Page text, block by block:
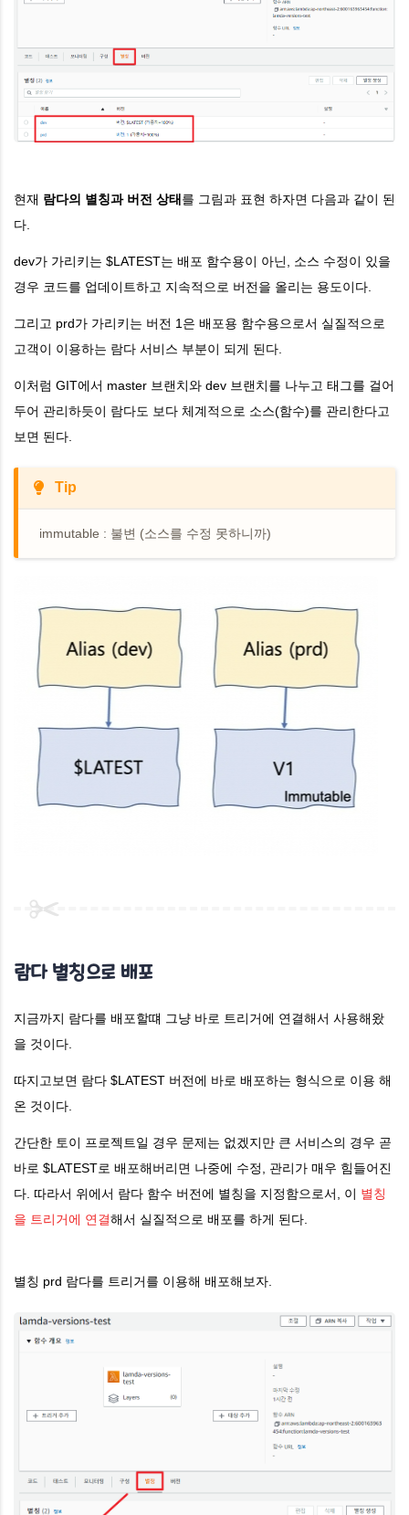
현재 람다의 별칭과 버전 상태 를 그림과 표현 하자면 다음과 같이 된
다.
dev가 가리키는 $LATEST는 배포 함수용이 아닌, 소스 수정이 있을
경우 코드를 업데이트하고 지속적으로 버전을 올리는 용도이다.
그리고 prd가 가리키는 버전 1은 배포용 함수용으로서 실질적으로
고객이 이용하는 람다 서비스 부분이 되게 된다.
이처럼 GIT에서 master 브랜치와 dev 브랜치를 나누고 태그를 걸어
두어 관리하듯이 람다도 보다 체계적으로 소스(함수)를 관리한다고
보면 된다.
Tip
immutable : 불변 (소스를 수정 못하니까)
람다 별칭으로 배포
지금까지 람다를 배포할떄 그냥 바로 트리거에 연결해서 사용해왔
을 것이다.
따지고보면 람다 $LATEST 버전에 바로 배포하는 형식으로 이용 해
온 것이다.
간단한 토이 프로젝트일 경우 문제는 없겠지만 큰 서비스의 경우 곧
바로 $LATEST로 배포해버리면 나중에 수정, 관리가 매우 힘들어진
다. 따라서 위에서 람다 함수 버전에 별칭을 지정함으로서, 이 별칭
을 트리거에 연결해서 실질적으로 배포를 하게 된다.
별칭 prd 람다를 트리거를 이용해 배포해보자.